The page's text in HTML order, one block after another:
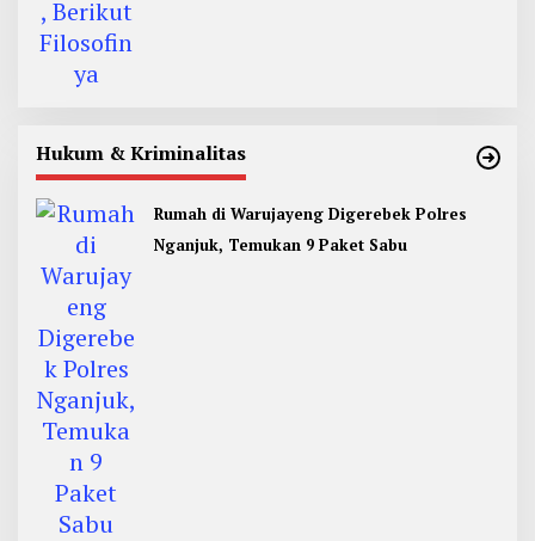
Hukum & Kriminalitas
Rumah di Warujayeng Digerebek Polres
Nganjuk, Temukan 9 Paket Sabu